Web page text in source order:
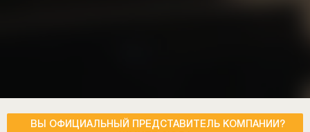
ВЫ ОФИЦИАЛЬНЫЙ ПРЕДСТАВИТЕЛЬ КОМПАНИИ?